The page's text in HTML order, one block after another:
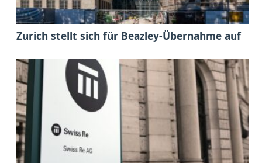
Zurich stellt sich für Beazley-Übernahme auf